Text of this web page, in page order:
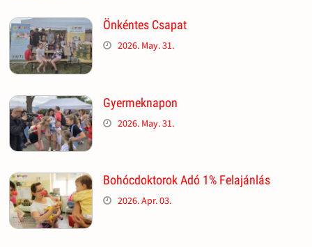
Önkéntes Csapat
2026. May. 31.
Gyermeknapon
2026. May. 31.
Bohócdoktorok Adó 1% Felajánlás
2026. Apr. 03.